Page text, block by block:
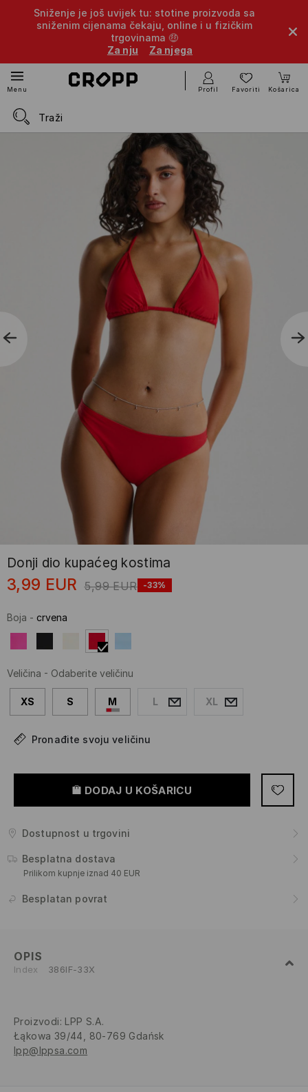
Sniženje je još uvijek tu: stotine proizvoda sa
sniženim cijenama čekaju, online i u fizičkim
trgovinama 🤑
Za nju
Za njega
Menu Profil Favoriti Košarica
Donji dio kupaćeg kostima
3,99 EUR 5,99 EUR -33%
Boja - crvena
Veličina - Odaberite veličinu
XS S M L XL
Pronađite svoju veličinu
DODAJ U KOŠARICU
Dostupnost u trgovini
Besplatna dostava
Prilikom kupnje iznad 40 EUR
Besplatan povrat
OPIS
Index 386IF-33X
Proizvodi: LPP S.A.
Łąkowa 39/44, 80-769 Gdańsk
lpp@lppsa.com